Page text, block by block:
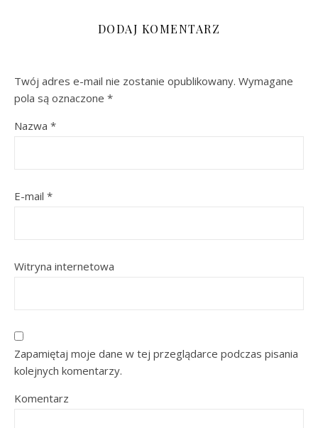
DODAJ KOMENTARZ
Twój adres e-mail nie zostanie opublikowany. Wymagane
pola są oznaczone *
Nazwa *
E-mail *
Witryna internetowa
Zapamiętaj moje dane w tej przeglądarce podczas pisania
kolejnych komentarzy.
Komentarz